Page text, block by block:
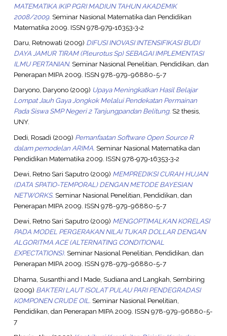
MATEMATIKA IKIP PGRI MADIUN TAHUN AKADEMIK
2008/2009. Seminar Nasional Matematika dan Pendidikan
Matematika 2009. ISSN 978‐979‐16353‐3‐2
Daru, Retnowati (2009) DIFUSI INOVASI INTENSIFIKASI BUDI
DAYA JAMUR TIRAM (Pleurotus Sp) SEBAGAI IMPLEMENTASI
ILMU PERTANIAN. Seminar Nasional Penelitian, Pendidikan, dan
Penerapan MIPA 2009. ISSN 978-979-96880-5-7
Daryono, Daryono(2009) Upaya Meningkatkan Hasil Belajar
Lompat Jauh Gaya Jongkok Melalui Pendekatan Permainan
Pada Siswa SMP Negeri 2 Tanjungpandan Belitung. S2 thesis,
UNY.
Dedi, Rosadi (2009) Pemanfaatan Software Open Source R
dalam pemodelan ARIMA. Seminar Nasional Matematika dan
Pendidikan Matematika 2009. ISSN 978‐979‐16353‐3‐2
Dewi, Retno Sari Saputro(2009) MEMPREDIKSI CURAH HUJAN
(DATA SPATIO-TEMPORAL) DENGAN METODE BAYESIAN
NETWORKS. Seminar Nasional Penelitian, Pendidikan, dan
Penerapan MIPA 2009. ISSN 978-979-96880-5-7
Dewi, Retno Sari Saputro(2009) MENGOPTIMALKAN KORELASI
PADA MODEL PERGERAKAN NILAI TUKAR DOLLAR DENGAN
ALGORITMA ACE (ALTERNATING CONDITIONAL
EXPECTATIONS). Seminar Nasional Penelitian, Pendidikan, dan
Penerapan MIPA 2009. ISSN 978-979-96880-5-7
Dhama, Susanthi and I Made, Sudiana and Langkah, Sembiring
(2009) BAKTERI LAUT ISOLAT PULAU PARI PENDEGRADASI
KOMPONEN CRUDE OIL. Seminar Nasional Penelitian,
Pendidikan, dan Penerapan MIPA 2009. ISSN 978-979-96880-5-
7